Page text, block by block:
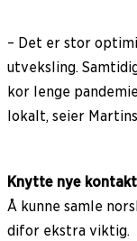
– Det er stor
utveksling.
kor lenge
lokalt, seier
Knytte nye
Å kunne samle
difor ekstra viktig.